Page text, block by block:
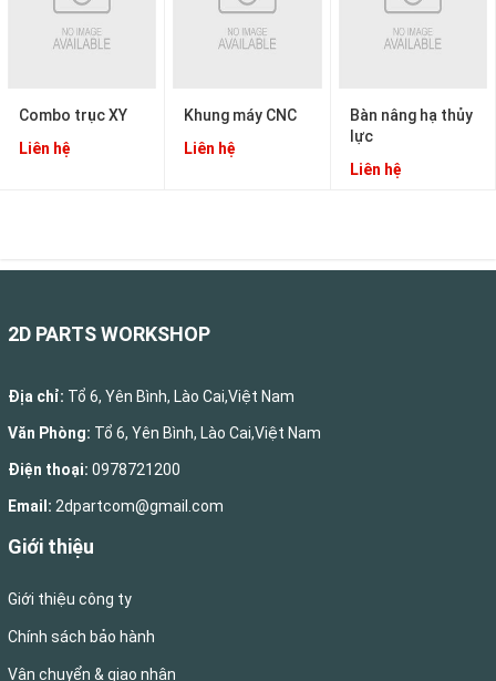
Combo trục XY
Liên hệ
Khung máy CNC
Liên hệ
Bàn nâng hạ thủy
lực
Liên hệ
2D PARTS WORKSHOP
Địa chỉ: Tổ 6, Yên Bình, Lào Cai,Việt Nam
Văn Phòng: Tổ 6, Yên Bình, Lào Cai,Việt Nam
Điện thoại: 0978721200
Email: 2dpartcom@gmail.com
Giới thiệu
Giới thiệu công ty
Chính sách bảo hành
Vận chuyển & giao nhận